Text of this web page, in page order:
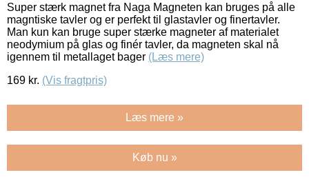
Super stærk magnet fra Naga Magneten kan bruges på alle
magntiske tavler og er perfekt til glastavler og finertavler.
Man kun kan bruge super stærke magneter af materialet
neodymium på glas og finér tavler, da magneten skal nå
igennem til metallaget bager (Læs mere)
169 kr. (Vis fragtpris)
Læs mere »
Køb nu »